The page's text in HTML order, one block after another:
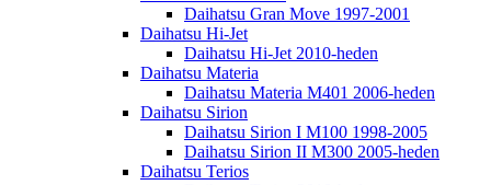
Daihatsu Gran Move 1997-2001
Daihatsu Hi-Jet
Daihatsu Hi-Jet 2010-heden
Daihatsu Materia
Daihatsu Materia M401 2006-heden
Daihatsu Sirion
Daihatsu Sirion I M100 1998-2005
Daihatsu Sirion II M300 2005-heden
Daihatsu Terios